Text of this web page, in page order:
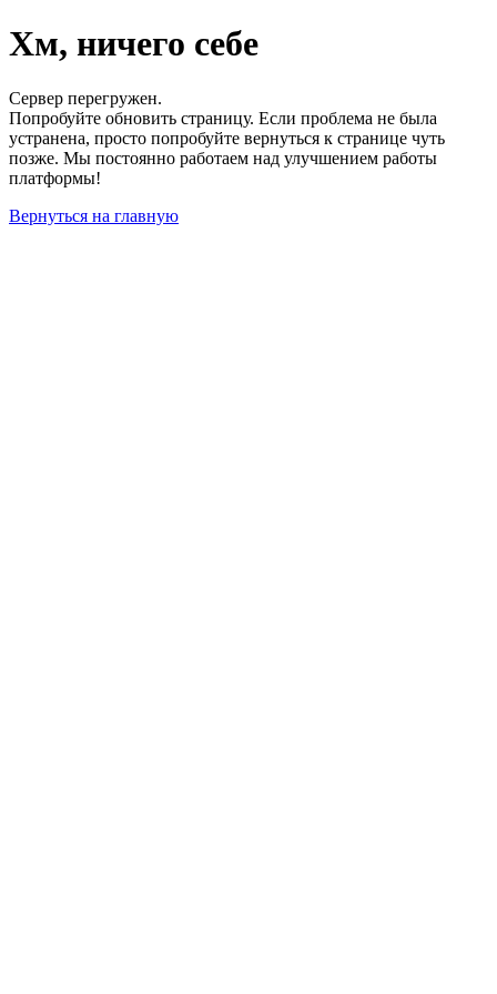
Хм, ничего себе
Сервер перегружен.
Попробуйте обновить страницу. Если проблема не была
устранена, просто попробуйте вернуться к странице чуть
позже. Мы постоянно работаем над улучшением работы
платформы!
Вернуться на главную